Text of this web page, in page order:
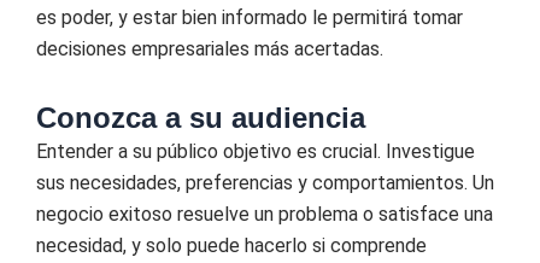
es poder, y estar bien informado le permitirá tomar
decisiones empresariales más acertadas.
Conozca a su audiencia
Entender a su público objetivo es crucial. Investigue
sus necesidades, preferencias y comportamientos. Un
negocio exitoso resuelve un problema o satisface una
necesidad, y solo puede hacerlo si comprende